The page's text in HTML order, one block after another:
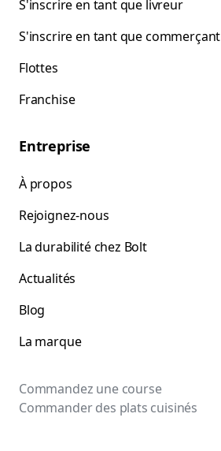
S'inscrire en tant que livreur
S'inscrire en tant que commerçant
Flottes
Franchise
Entreprise
À propos
Rejoignez-nous
La durabilité chez Bolt
Actualités
Blog
La marque
Commandez une course
Commander des plats cuisinés